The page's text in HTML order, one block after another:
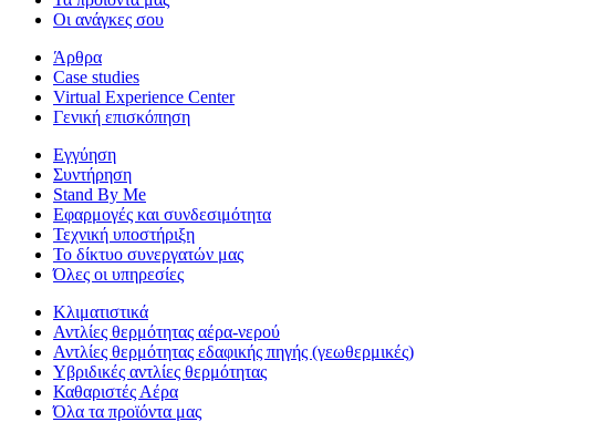
Οι ανάγκες σου
Άρθρα
Case studies
Virtual Experience Center
Γενική επισκόπηση
Εγγύηση
Συντήρηση
Stand By Me
Εφαρμογές και συνδεσιμότητα
Τεχνική υποστήριξη
Το δίκτυο συνεργατών μας
Όλες οι υπηρεσίες
Κλιματιστικά
Αντλίες θερμότητας αέρα-νερού
Αντλίες θερμότητας εδαφικής πηγής (γεωθερμικές)
Υβριδικές αντλίες θερμότητας
Καθαριστές Αέρα
Όλα τα προϊόντα μας